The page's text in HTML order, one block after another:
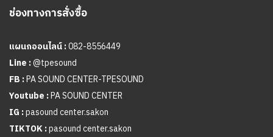
ช่องทางการสั่งซื้อ
แผนกออนไลน์ :082-8556449
Line :@tpesound
FB :PA SOUND CENTER-TPESOUND
Youtube :PA SOUND CENTER
IG :pasound center.sakon
TIKTOK :pasound center.sakon